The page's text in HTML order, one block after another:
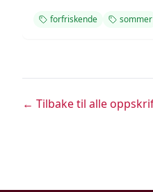
forfriskende sommer
← Tilbake til alle